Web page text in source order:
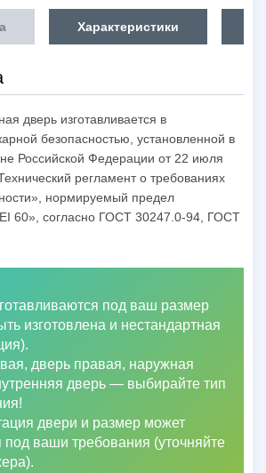
Характеристики
дверь изготавливается в
безопасностью, установленной в
Российской Федерации от 22 июля
регламент о требованиях
нормируемый предел
60», согласно ГОСТ 30247.0-94, ГОСТ
под ваш размер
изготовлена и нестандартная
дверь правая, наружная
дверь — выбирайте тип
двери и размер может
под ваши требования (уточняйте